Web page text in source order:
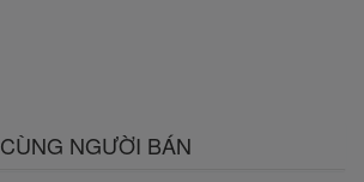
CÙNG NGƯỜI BÁN